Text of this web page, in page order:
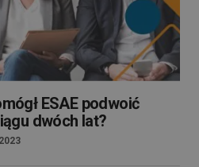
ESAE podwoić
dwóch lat?